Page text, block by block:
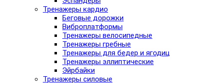
Тренажеры кардио
Беговые дорожки
Виброплатформы
Тренажеры велосипедные
Тренажеры гребные
Тренажеры для бедер и ягодиц
Тренажеры эллиптические
Эйрбайки
Тренажеры силовые